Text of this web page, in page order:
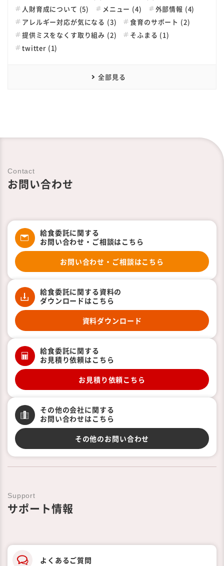
人財育成について (5)
メニュー (4)
外部情報 (4)
アレルギー対応が気になる (3)
食育のサポート (2)
提供ミスをなくす取り組み (2)
そふまる (1)
twitter (1)
全部見る
Contact
お問い合わせ
給食委託に関する
お問い合わせ・ご相談はこちら
お問い合わせ・ご相談はこちら
給食委託に関する資料の
ダウンロードはこちら
資料ダウンロード
給食委託に関する
お見積り依頼はこちら
お見積り依頼こちら
その他の会社に関する
お問い合わせはこちら
その他のお問い合わせ
Support
サポート情報
よくあるご質問